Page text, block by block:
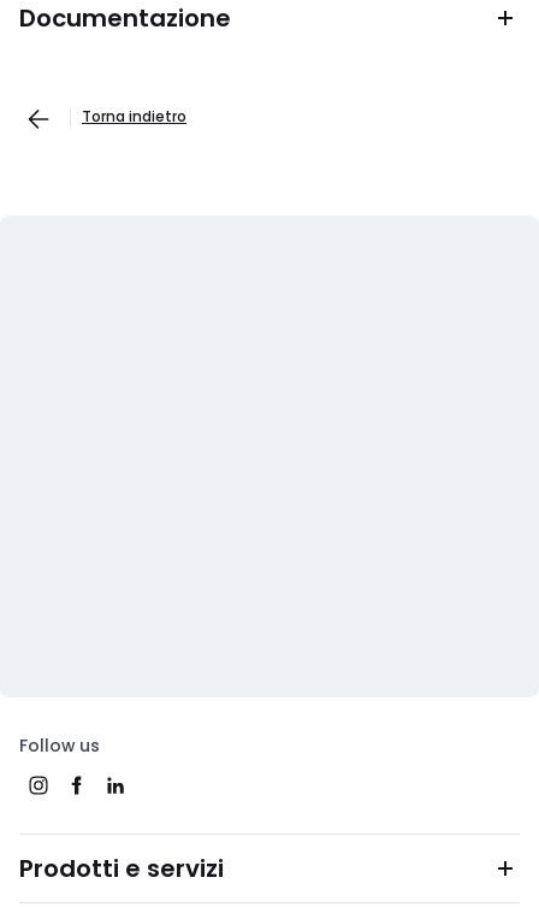
Documentazione
Torna indietro
Follow us
Prodotti e servizi